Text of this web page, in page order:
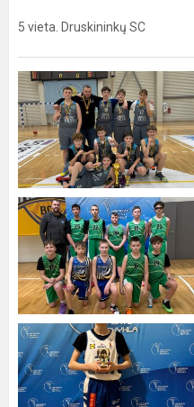
5 vieta. Druskininkų SC